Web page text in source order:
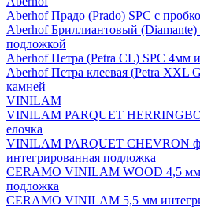
Aberhof Прадо (Prado) SPC с
Aberhof Бриллиантовый (Diamante)
подложкой
Aberhof Петра (Petra CL) SPC 4мм
Aberhof Петра клеевая (Petra XXL
камней
VINILAM
VINILAM PARQUET
елочка
VINILAM PARQUET CHEVRON
интегрированная подложка
CERAMO VINILAM WOOD 4,5 мм
подложка
CERAMO VINILAM 5,5 мм